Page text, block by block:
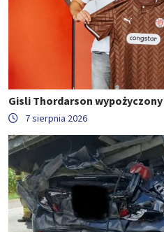
Gisli Thordarson
7 sierpnia 2026